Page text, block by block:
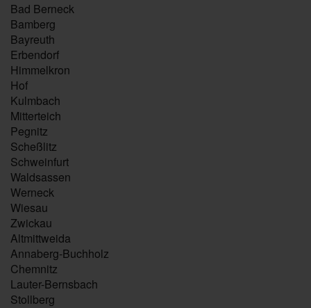
Bad Berneck
Bamberg
Bayreuth
Erbendorf
Himmelkron
Hof
Kulmbach
Mitterteich
Pegnitz
Scheßlitz
Schweinfurt
Waldsassen
Werneck
Wiesau
Zwickau
Altmittweida
Annaberg-Buchholz
Chemnitz
Lauter-Bernsbach
Stollberg